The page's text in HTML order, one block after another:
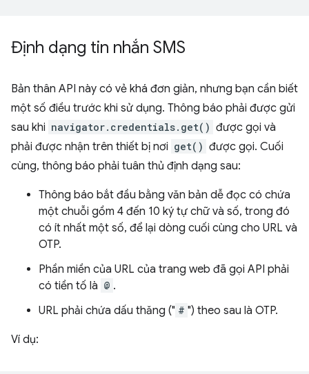
Định dạng tin nhắn SMS
Bản thân API này có vẻ khá đơn giản, nhưng bạn cần biết
một số điều trước khi sử dụng. Thông báo phải được gửi
sau khi navigator.credentials.get() được gọi và
phải được nhận trên thiết bị nơi get() được gọi. Cuối
cùng, thông báo phải tuân thủ định dạng sau:
Thông báo bắt đầu bằng văn bản dễ đọc có chứa
một chuỗi gồm 4 đến 10 ký tự chữ và số, trong đó
có ít nhất một số, để lại dòng cuối cùng cho URL và
OTP.
Phần miền của URL của trang web đã gọi API phải
có tiền tố là @ .
URL phải chứa dấu thăng (" # ") theo sau là OTP.
Ví dụ: